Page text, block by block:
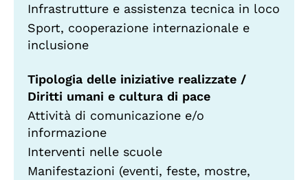
Infrastrutture e assistenza tecnica in loco
Sport, cooperazione internazionale e
inclusione
Tipologia delle iniziative realizzate /
Diritti umani e cultura di pace
Attività di comunicazione e/o
informazione
Interventi nelle scuole
Manifestazioni (eventi, feste, mostre,